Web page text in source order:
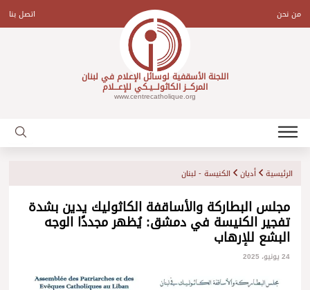
contentمن نحن اتصل بنا
اللجنة الأسقفية لوسائل الإعلام في لبنان
المركـــز الكاثولـــيـكي للإعـــلام
www.centrecatholique.org
الرئيسية أديان الكنيسة - لبنان
مجلس البطاركة والأساقفة الكاثوليك يدين بشدة
تفجير الكنيسة في دمشق: يُظهر مجددًا الوجه
البشع للإرهاب
24 يونيو، 2025